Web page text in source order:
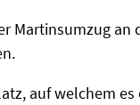
Martinsumzug an
auf welchem